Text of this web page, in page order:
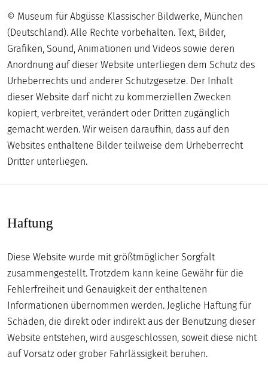
BESUCH
ANTIKE
FÜR
ALLE
DIGITAL
MUSEUM
© Museum für Abgüsse Klassischer Bildwerke, München
(Deutschland). Alle Rechte vorbehalten. Text, Bilder,
Grafiken, Sound, Animationen und Videos sowie deren
Anordnung auf dieser Website unterliegen dem Schutz des
Urheberrechts und anderer Schutzgesetze. Der Inhalt
dieser Website darf nicht zu kommerziellen Zwecken
kopiert, verbreitet, verändert oder Dritten zugänglich
gemacht werden. Wir weisen daraufhin, dass auf den
Websites enthaltene Bilder teilweise dem Urheberrecht
Dritter unterliegen.
Haftung
Diese Website wurde mit größtmöglicher Sorgfalt
zusammengestellt. Trotzdem kann keine Gewähr für die
Fehlerfreiheit und Genauigkeit der enthaltenen
Informationen übernommen werden. Jegliche Haftung für
Schäden, die direkt oder indirekt aus der Benutzung dieser
Website entstehen, wird ausgeschlossen, soweit diese nicht
auf Vorsatz oder grober Fahrlässigkeit beruhen.